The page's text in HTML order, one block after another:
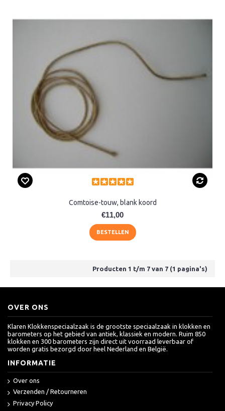
Comtoise-touw, blank koord
€11,00
BESTELLEN
Producten 1 t/m 7 van 7 (1 pagina's)
OVER ONS
Klaren Klokkenspeciaalzaak is de grootste speciaalzaak in klokken en
barometers op het gebied van antiek, klassiek en modern. Ruim 850
klokken en 300 barometers zijn direct uit voorraad leverbaar of
worden gratis bezorgd door heel Nederland en België.
INFORMATIE
Over ons
Verzenden / Retourneren
Privacy Policy